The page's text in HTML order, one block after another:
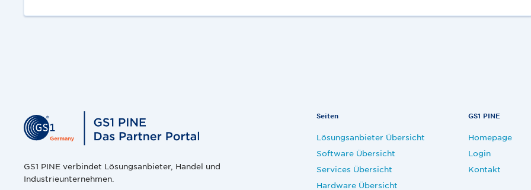
GS1 PINE verbindet Lösungsanbieter, Handel und
Industrieunternehmen.
Seiten
Lösungsanbieter Übersicht
Software Übersicht
Services Übersicht
Hardware Übersicht
GS1 PINE
Homepage
Login
Kontakt